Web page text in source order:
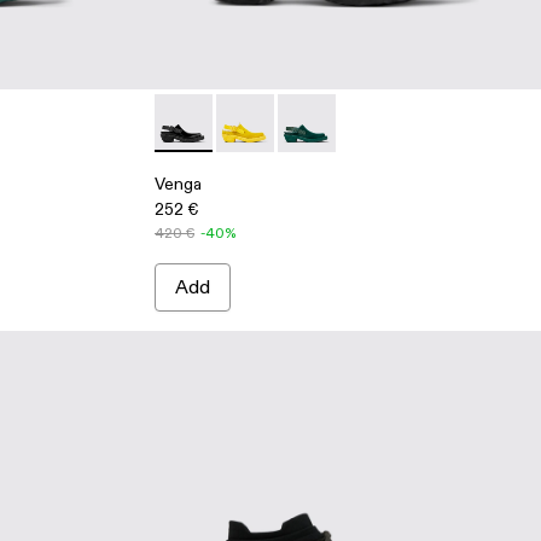
Yellow
001 - Black Venga - A500007-001 - Black
Venga - A500007-003 - Yellow
Venga - A500007-002 - Green
Venga
252 €
420 € -40%
Add